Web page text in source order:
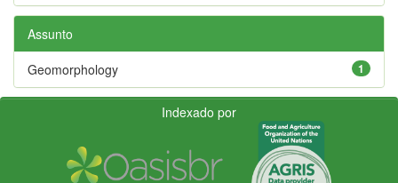
Assunto
1
Geomorphology
Indexado por